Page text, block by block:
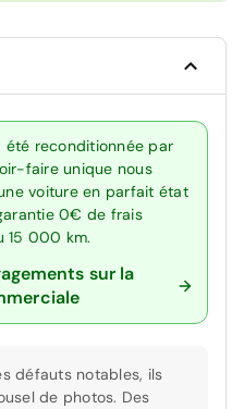
été reconditionnée par
faire unique nous
voiture en parfait état
0€ de frais
15 000 km.
sur la
défauts notables, ils
de photos. Des